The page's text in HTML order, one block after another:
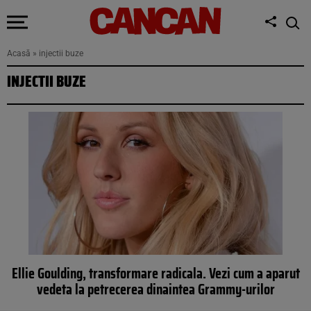
Acasă » injectii buze
INJECTII BUZE
Ellie Goulding, transformare radicala. Vezi cum a aparut
vedeta la petrecerea dinaintea Grammy-urilor